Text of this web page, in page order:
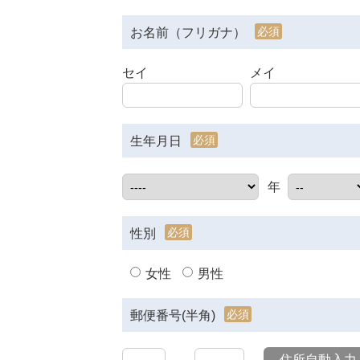
お名前（フリガナ） 必須
セイ メイ
生年月日 必須
年
性別 必須
女性 男性
郵便番号(半角) 必須